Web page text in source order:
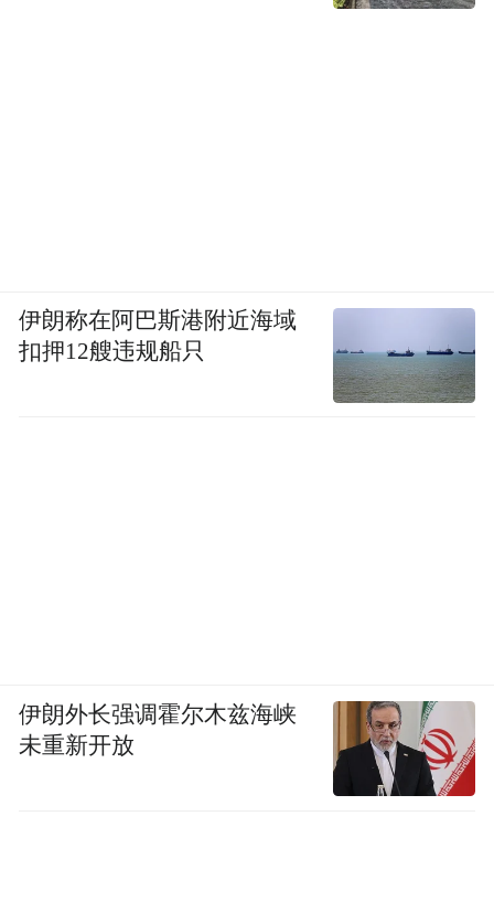
伊朗称在阿巴斯港附近海域
扣押12艘违规船只
伊朗外长强调霍尔木兹海峡
未重新开放